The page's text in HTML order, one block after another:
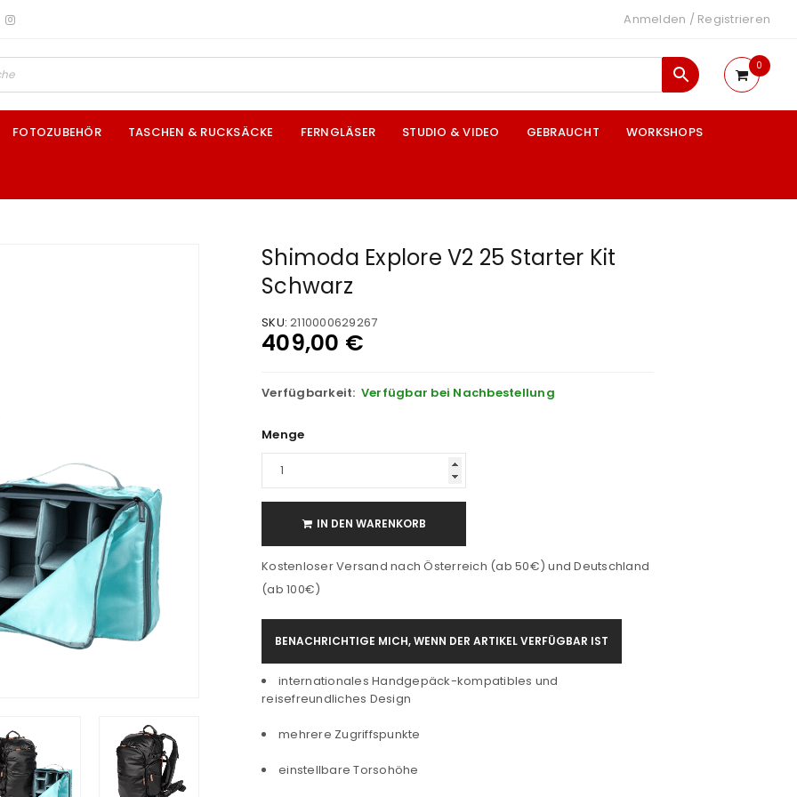
Anmelden / Registrieren
0
FOTOZUBEHÖR TASCHEN & RUCKSÄCKE FERNGLÄSER STUDIO & VIDEO GEBRAUCHT WORKSHOPS
Shimoda Explore V2 25 Starter Kit
Schwarz
SKU: 2110000629267
409,00 €
Verfügbarkeit: Verfügbar bei Nachbestellung
Menge
IN DEN WARENKORB
Kostenloser Versand nach Österreich (ab 50€) und Deutschland
(ab 100€)
BENACHRICHTIGE MICH, WENN DER ARTIKEL VERFÜGBAR IST
internationales Handgepäck-kompatibles und
reisefreundliches Design
mehrere Zugriffspunkte
einstellbare Torsohöhe